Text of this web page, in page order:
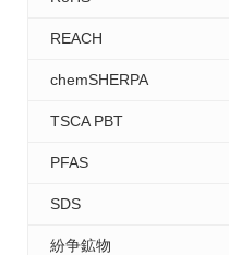
REACH
chemSHERPA
TSCA PBT
PFAS
SDS
紛争鉱物